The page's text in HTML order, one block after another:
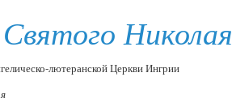
Николая
лютеранской Церкви Ингрии